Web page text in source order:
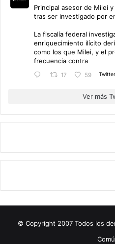
Principal asesor de Milei
tras ser investigado por
La fiscalía federal
enriquecimiento ilícito
como los que Milei, y el
frecuencia contra
17 59 Twitter
Ver más
© Copyright 2007 Todos los